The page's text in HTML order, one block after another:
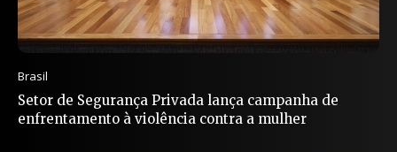
Brasil
Setor de Segurança Privada lança campanha de
enfrentamento à violência contra a mulher